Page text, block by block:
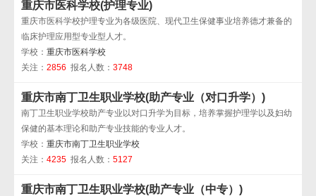
重庆市医科学校(护理专业)
重庆市医科学校护理专业为各级医院、现代卫生保健事业培养德才兼备的
临床护理应用型专业型人才。
学校： 重庆市医科学校
关注： 2856 报名人数： 3748
重庆市南丁卫生职业学校(助产专业（对口升学）)
南丁卫生职业学校助产专业以对口升学为目标，培养掌握护理学以及妇幼
保健的基本理论和助产专业技能的专业人才。
学校： 重庆市南丁卫生职业学校
关注： 4235 报名人数： 5127
重庆市南丁卫生职业学校(助产专业（中专）)